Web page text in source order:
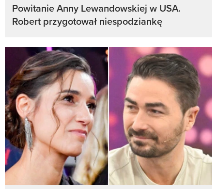
Powitanie Anny Lewandowskiej w USA.
Robert przygotował niespodziankę